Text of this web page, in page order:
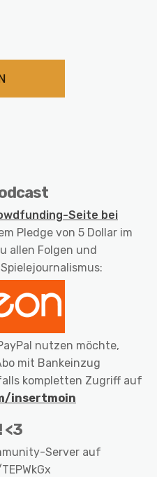
Seite bei
Pledge von 5 Dollar im
allen Folgen und
nutzen möchte,
mit Bankeinzug
kompletten Zugriff auf
insertmoin
<3
Server auf